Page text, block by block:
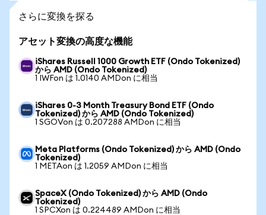
さらに変換を探る
アセット変換の高度な機能
iShares Russell 1000 Growth ETF (Ondo Tokenized)
から AMD (Ondo Tokenized)
1 IWFon は 1.0140 AMDon に相当
iShares 0-3 Month Treasury Bond ETF (Ondo
Tokenized) から AMD (Ondo Tokenized)
1 SGOVon は 0.207288 AMDon に相当
Meta Platforms (Ondo Tokenized) から AMD (Ondo
Tokenized)
1 METAon は 1.2059 AMDon に相当
SpaceX (Ondo Tokenized) から AMD (Ondo
Tokenized)
1 SPCXon は 0.224489 AMDon に相当